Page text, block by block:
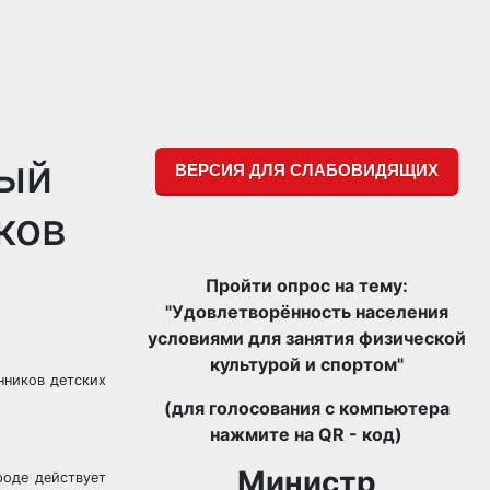
детских
действует
ВЕРСИЯ ДЛЯ СЛАБОВИДЯЩИХ
Пройти опрос на тему:
"Удовлетворённость населения
условиями для занятия физической
культурой и спортом"
(для голосования с компьютера
нажмите на QR - код)
Министр